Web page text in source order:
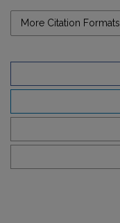
More Citation Formats